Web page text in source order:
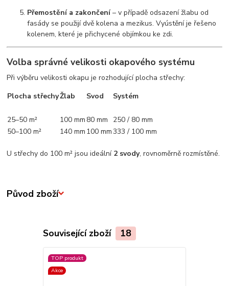
Přemostění a zakončení– v případě odsazení žlabu od
fasády se použijí dvě kolena a mezikus. Vyústění je řešeno
kolenem, které je přichycené objímkou ke zdi.
Volba správné velikosti okapového systému
Při výběru velikosti okapu je rozhodující plocha střechy:
Plocha střechyŽlab Svod Systém
25–50 m² 100 mm 80 mm
250 / 80 mm
50–100 m²
140 mm 100 mm333 / 100 mm
U střechy do 100 m² jsou ideální 2 svody, rovnoměrně rozmístěné.
Původ zboží
Související zboží 18
TOP produkt
Akce